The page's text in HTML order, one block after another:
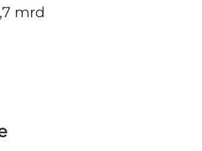
mrd